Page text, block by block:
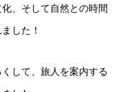
、そして自然との時間
した！
して、旅人を案内する